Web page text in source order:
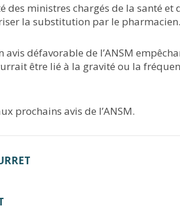
des ministres chargés de la santé
la substitution par le pharmacien.
défavorable de l’ANSM
être lié à la gravité ou la
prochains avis de l’ANSM.